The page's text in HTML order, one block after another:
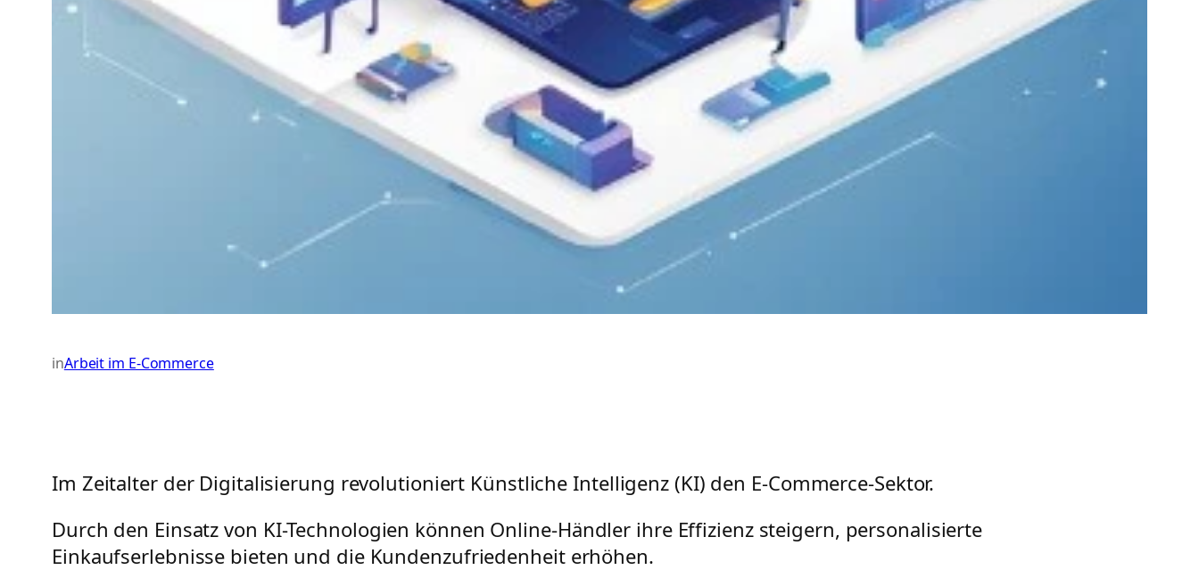
inArbeit im E-Commerce
Im Zeitalter der Digitalisierung revolutioniert Künstliche Intelligenz (KI) den E-Commerce-Sektor.
Durch den Einsatz von KI-Technologien können Online-Händler ihre Effizienz steigern, personalisierte
Einkaufserlebnisse bieten und die Kundenzufriedenheit erhöhen.